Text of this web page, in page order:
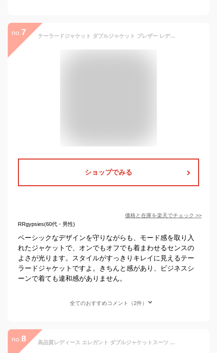
no. 7 テーラードジャケット ダブルジャケット ブレザー レディース アウター 冬 オケージョン 紺ブレ セレモニー アウター フォーマル きれいめ 大人 上品 ママ 母親 パンツスーツ 卒業式 入学式 金ボタン S M L LL 9号 11号 13号 40代 50代 通勤 仕事 体型カバー 可愛い
ショップでみる
価格と在庫を楽天でチェック >>
RRgypsies(60代・男性)
ベーシックなデザインを守りながらも、モード感を取り入
れたジャケットで、オンでもオフでも着まわせるセンスの
よさが光ります。スタイルがすっきりキレイに見えるテー
ラードジャケットですよ。きちんと感があり、ビジネスシ
ーンで着ても違和感がありません。
全てのおすすめコメント（2件）
no. 8 高品質レディース エレガント ダブルジャケットスーツ 結婚式 二次会 卒業式 30代 フォーマル OL 通勤 成人式コート カジュアル ママ セレモニースーツ 長袖 ショート丈コート+パンツ/スカート お宮参り 着痩せ パンツセット オフィス 2点セット 青灰色/紺S/M/L/XL/2XL/3XL